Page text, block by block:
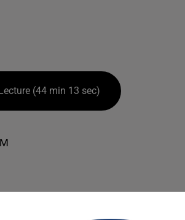
(44 min 13 sec)